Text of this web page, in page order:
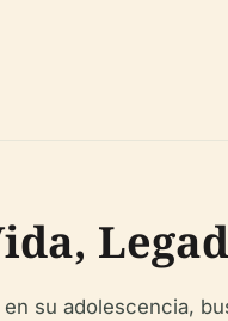
su adolescencia,